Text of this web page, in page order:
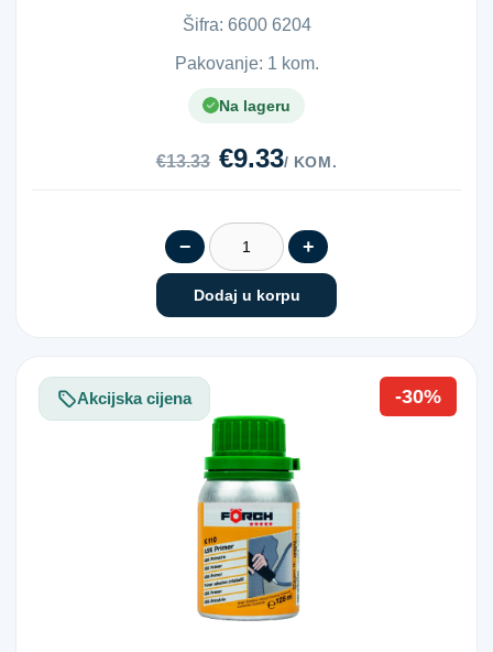
Šifra: 6​6​0​0​ ​6​2​0​4​
Pakovanje: 1 kom.
Na lageru
€13.33 €9.33/ KOM.
− +
Dodaj u korpu
Akcijska cijena -30%